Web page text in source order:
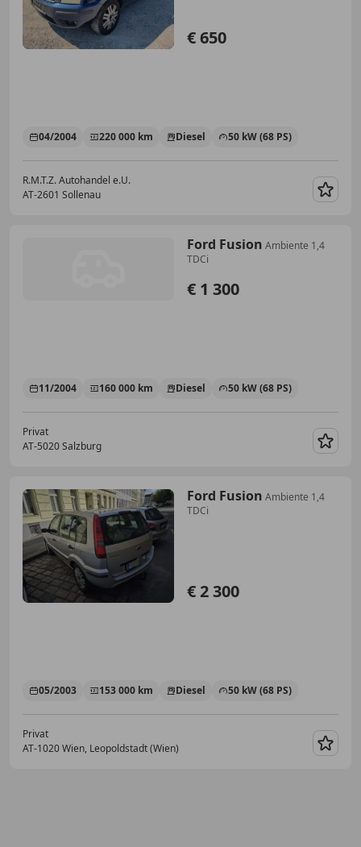
€ 650
04/2004 220 000 km Diesel 50 kW (68 PS)
R.M.T.Z. Autohandel e.U.
AT-2601 Sollenau
Ford Fusion Ambiente 1,4
TDCi
€ 1 300
11/2004 160 000 km Diesel 50 kW (68 PS)
Privat
AT-5020 Salzburg
Ford Fusion Ambiente 1,4
TDCi
€ 2 300
05/2003 153 000 km Diesel 50 kW (68 PS)
Privat
AT-1020 Wien, Leopoldstadt (Wien)